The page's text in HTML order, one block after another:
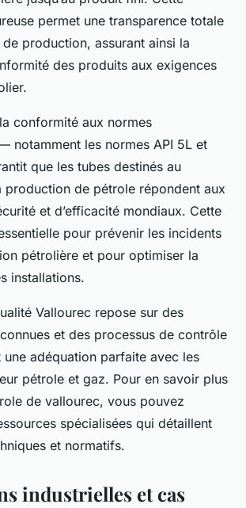
permet une transparence totale
production, assurant ainsi la
des produits aux exigences
conformité aux normes
notamment les normes API 5L et
que les tubes destinés au
production de pétrole répondent aux
et d’efficacité mondiaux. Cette
pour prévenir les incidents
pétrolière et pour optimiser la
installations.
Vallourec repose sur des
et des processus de contrôle
une adéquation parfaite avec les
pétrole et gaz. Pour en savoir plus
de vallourec, vous pouvez
spécialisées qui détaillent
et normatifs.
industrielles et cas